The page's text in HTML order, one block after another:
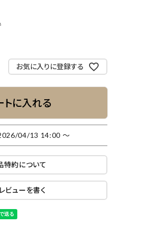
お気に入りに登録する
トに入れる
04/13 14:00 〜
特約について
レビューを書く